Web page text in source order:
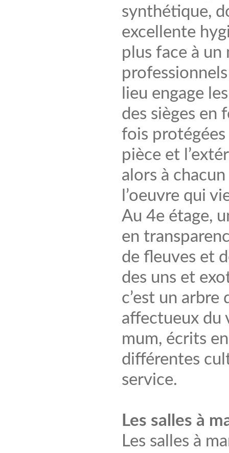
synthétique,
excellente
plus face à un
lieu engage
des sièges en
fois
pièce et
alors à
l’oeuvre qui
Au 4e étage,
en
de fleuves et
des uns et
c’est un
affectueux du
mum, écrits
différentes
service.
Les salles à
Les salles à